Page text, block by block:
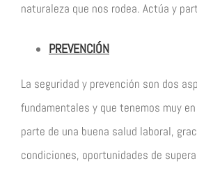
naturaleza que nos rodea. Actúa y
PREVENCIÓN
La seguridad y prevención son dos
fundamentales y que tenemos muy
parte de una buena salud laboral,
condiciones, oportunidades de